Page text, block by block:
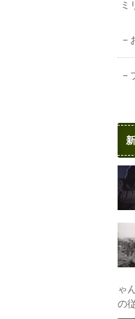
ミ
ゃ
の